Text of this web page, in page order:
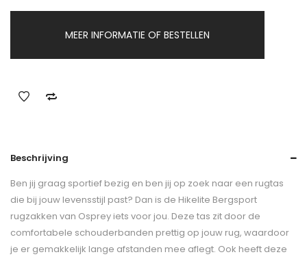
MEER INFORMATIE OF BESTELLEN
Beschrijving
Ben jij graag sportief bezig en ben jij op zoek naar een rugtas
die bij jouw levensstijl past? Dan is de Hikelite Bergsport
rugzakken van Osprey iets voor jou. Deze tas zit door de
comfortabele schouderbanden prettig op jouw rug, waardoor
je er gemakkelijk lange afstanden mee aflegt. Ook heeft deze